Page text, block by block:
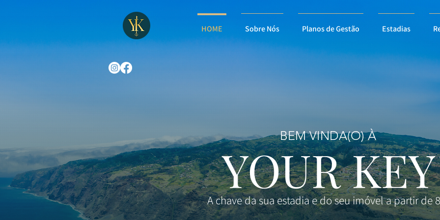
HOME Sobre Nós Planos de Gestão Estadias
YOUR KEY
BEM VINDA(O) À
A chave da sua estadia e do seu imóvel a partir de